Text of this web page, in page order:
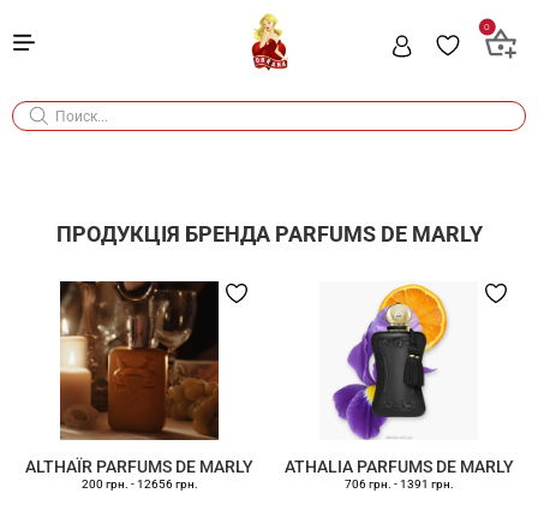
0
ПРОДУКЦІЯ БРЕНДА PARFUMS DE MARLY
ALTHAÏR PARFUMS DE MARLY
200 грн. -12656 грн.
ATHALIA PARFUMS DE MARLY
706 грн. -1391 грн.